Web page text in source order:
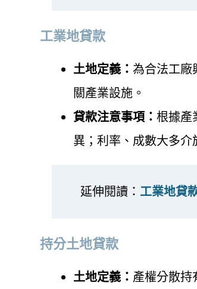
工業地貸款
土地定義： 為合法工廠
關產業設施。
貸款注意事項： 根據產
異；利率、成數大多介
延伸閱讀： 工業地貸
持分土地貸款
土地定義： 產權分散持